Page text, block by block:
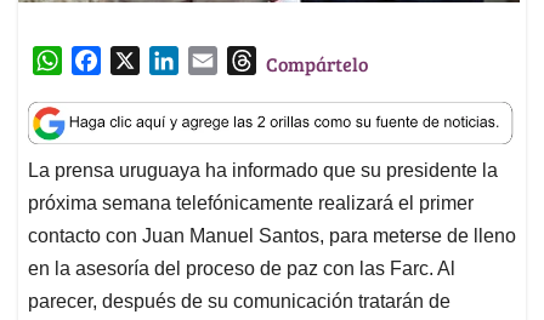
W
a
t
s
A
p
p
c
e
b
o
o
k
n
k
e
d
I
n
a
i
l
T
r
e
a
d
s
Compártelo
La prensa uruguaya ha informado que su presidente la
próxima semana telefónicamente realizará el primer
contacto con Juan Manuel Santos, para meterse de lleno
en la asesoría del proceso de paz con las Farc. Al
parecer, después de su comunicación tratarán de